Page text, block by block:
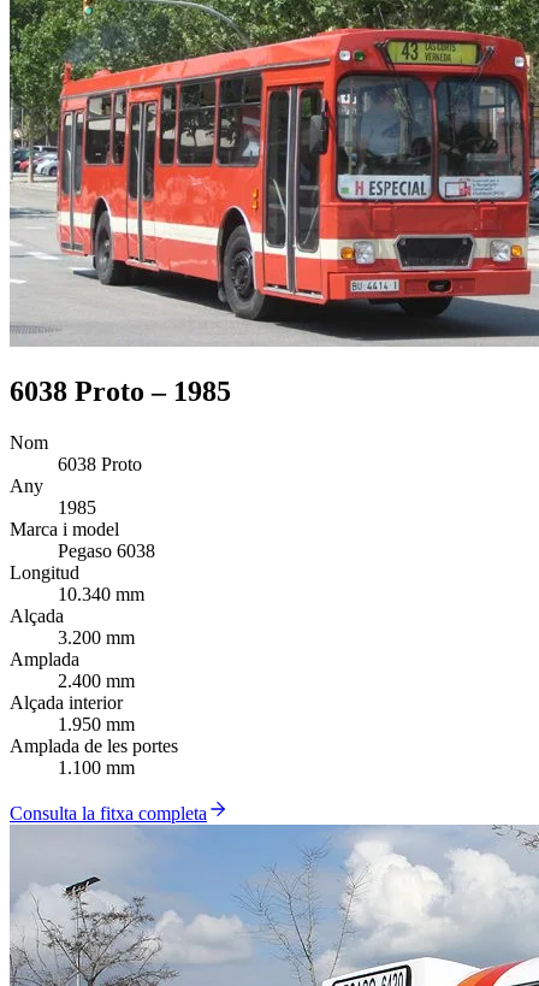
6038 Proto – 1985
Nom
6038 Proto
Any
1985
Marca i model
Pegaso 6038
Longitud
10.340 mm
Alçada
3.200 mm
Amplada
2.400 mm
Alçada interior
1.950 mm
Amplada de les portes
1.100 mm
Consulta la fitxa completa